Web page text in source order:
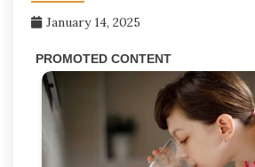
January 14, 2025